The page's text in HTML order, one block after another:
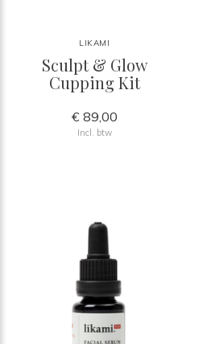
LIKAMI
Sculpt & Glow
Cupping Kit
€ 89,00
Incl. btw